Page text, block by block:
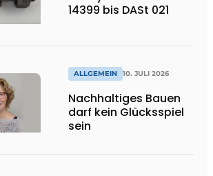
14399 bis DASt 021
ALLGEMEIN 10. JULI 2026
Nachhaltiges Bauen
darf kein Glücksspiel
sein